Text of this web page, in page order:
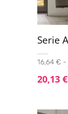
Serie
16,64 € -
20,13 €